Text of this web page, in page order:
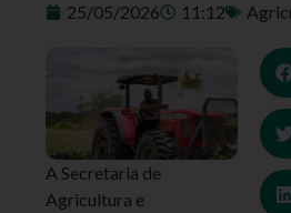
25/05/2026 11:12
A Secretaria de
Agricultura e